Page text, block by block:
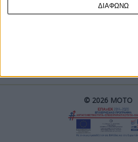
ΔΙΑΦΩΝΩ
Επικοινωνία
© 2026 ΜΟΤΟ